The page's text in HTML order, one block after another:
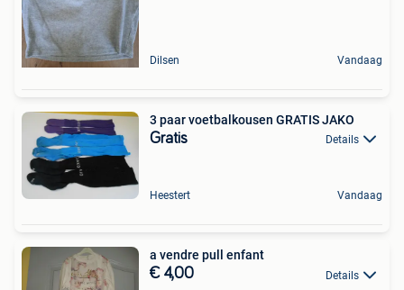
Dilsen Vandaag
3 paar voetbalkousen GRATIS JAKO
Gratis Details
Heestert Vandaag
a vendre pull enfant
€ 4,00 Details